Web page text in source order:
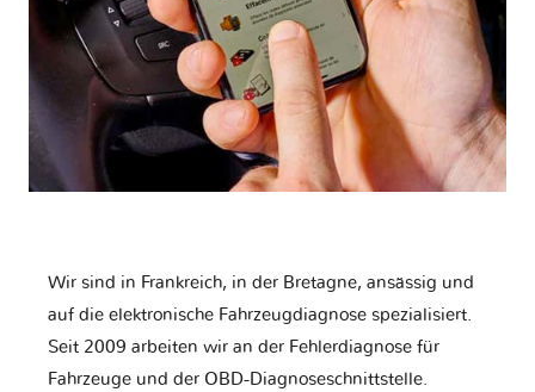
Wir sind in Frankreich, in der Bretagne, ansässig und
auf die elektronische Fahrzeugdiagnose spezialisiert.
Seit 2009 arbeiten wir an der Fehlerdiagnose für
Fahrzeuge und der OBD-Diagnoseschnittstelle.